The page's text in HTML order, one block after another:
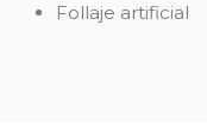
Follaje artificial